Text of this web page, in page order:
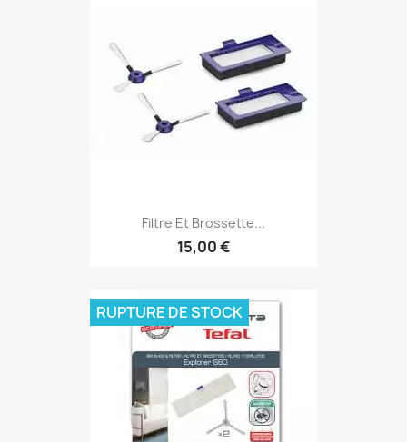
Filtre Et Brossette...
15,00 €
RUPTURE DE STOCK